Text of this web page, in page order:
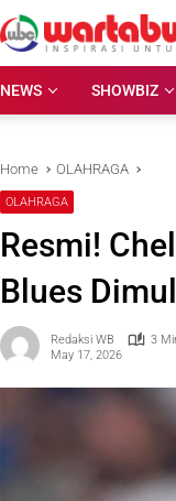
NEWS
SHOWBIZ
Home OLAHRAGA
OLAHRAGA
Resmi!
Blues
Redaksi WB
3
May 17, 2026